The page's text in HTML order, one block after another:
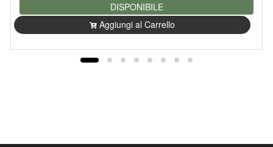
DISPONIBILE
Aggiungi al Carrello